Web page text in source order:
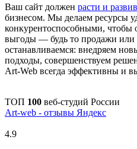
Ваш сайт должен расти и
бизнесом. Мы делаем ресурсы
конкурентоспособными,
выгоды — будь то продажи или
останавливаемся: внедряем
подходы, совершенствуем
Art-Web всегда эффективны и
ТОП 100 веб-студий России
Art-web - отзывы Яндекс
4.9